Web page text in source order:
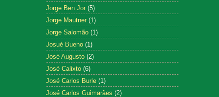
Jorge Ben Jor (5)
Jorge Mautner (1)
Jorge Salomão (1)
Josué Bueno (1)
José Augusto (2)
José Calixto (6)
José Carlos Burle (1)
José Carlos Guimarães (2)